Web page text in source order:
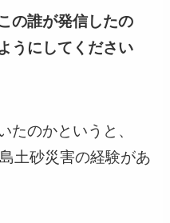
の誰が発信したの
うにしてください
たのかというと、
土砂災害の経験があ